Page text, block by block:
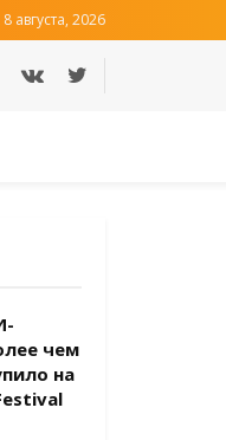
августа, 2026
чем
на